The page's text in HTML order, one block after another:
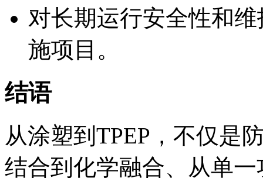
对长期运行安全性和
施项目。
结语
从涂塑到TPEP，不仅是
结合到化学融合、从单